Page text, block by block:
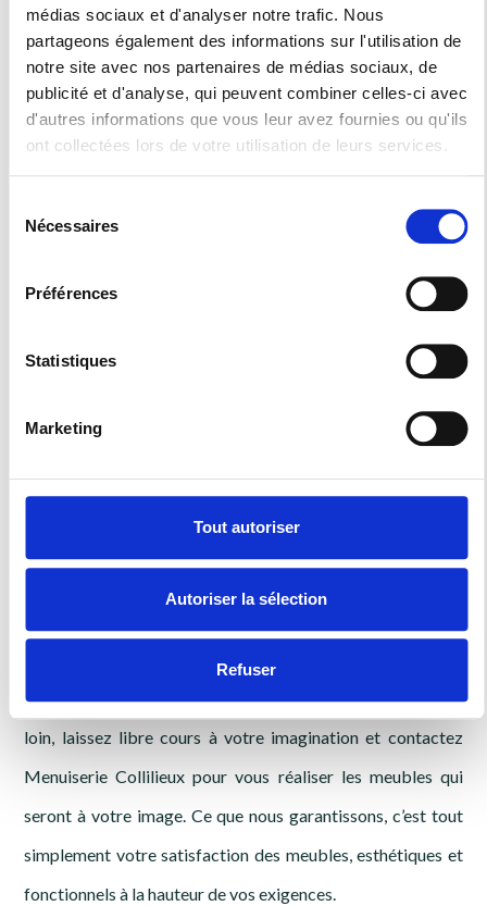
médias sociaux et d'analyser notre trafic. Nous
partageons également des informations sur l'utilisation de
notre site avec nos partenaires de médias sociaux, de
publicité et d'analyse, qui peuvent combiner celles-ci avec
d'autres informations que vous leur avez fournies ou qu'ils
ont collectées lors de votre utilisation de leurs services.
Nécessaires
Préférences
Statistiques
Marketing
Tout autoriser
Autoriser la sélection
Refuser
Installez confort, esthétique et praticité dans votre cuisine
avec la Menuiserie Collilieux. Notre grande maitrise de la
menuiserie sera votre principal atout pour obtenir les
dans le département du 70,25 et 90.
expertise pour vous conseiller sur les accessoires
La garantie d’une
belle cuisine, d'un
dressing dans la
région
Bien au-delà de Belfort, dans la Haute-Saône (70) et plus
loin, laissez libre cours à votre imagination et contactez
Menuiserie Collilieux pour vous réaliser les meubles qui
seront à votre image. Ce que nous garantissons, c’est tout
simplement votre satisfaction des meubles, esthétiques et
fonctionnels à la hauteur de vos exigences.